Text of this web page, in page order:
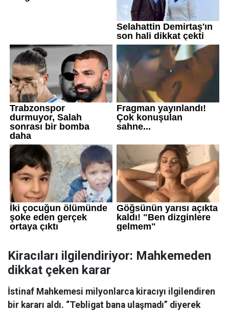
Kiracıları ilgilendiriyor: Mahkemeden
dikkat çeken karar
İstinaf Mahkemesi milyonlarca kiracıyı ilgilendiren
bir kararı aldı. “Tebligat bana ulaşmadı” diyerek